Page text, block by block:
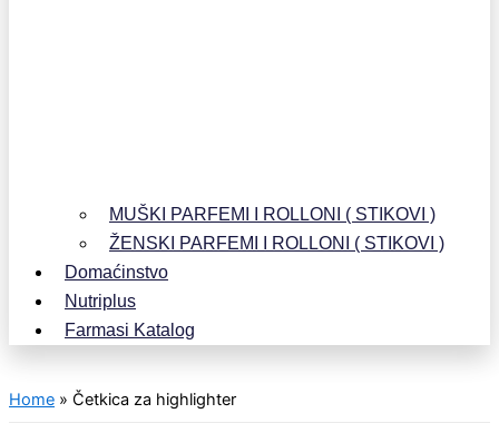
MUŠKI PARFEMI I ROLLONI ( STIKOVI )
ŽENSKI PARFEMI I ROLLONI ( STIKOVI )
Domaćinstvo
Nutriplus
Farmasi Katalog
Home » Četkica za highlighter